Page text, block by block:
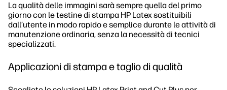
La qualità delle immagini sarà sempre quella del primo
giorno con le testine di stampa HP Latex sostituibili
dall’utente in modo rapido e semplice durante le attività di
manutenzione ordinaria, senza la necessità di tecnici
specializzati.
Applicazioni di stampa e taglio di qualità